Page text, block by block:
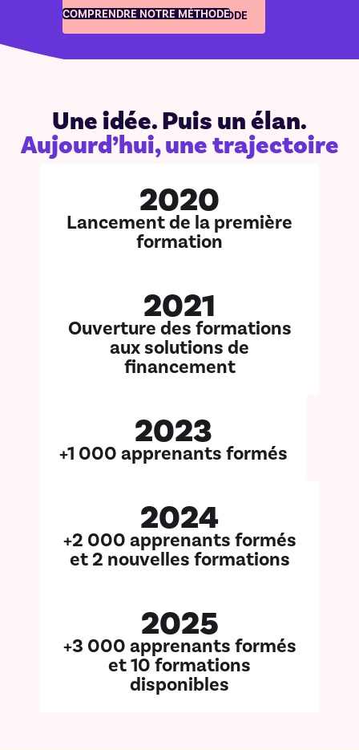
COMPRENDRE NOTRE MÉTHODE
COMPRENDRE NOTRE MÉTHODE
Une idée. Puis un élan.
Aujourd’hui, une trajectoire
2020
Lancement de la première
formation
2021
Ouverture des formations
aux solutions de
financement
2023
+1 000 apprenants formés
2024
+2 000 apprenants formés
et 2 nouvelles formations
2025
+3 000 apprenants formés
et 10 formations
disponibles